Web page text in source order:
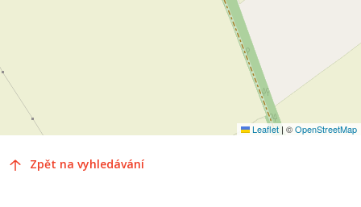
Leaflet | ©OpenStreetMap
Zpět na vyhledávání